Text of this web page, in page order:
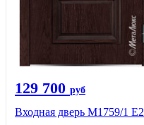
129 700 руб
Входная дверь М1759/1 Е2